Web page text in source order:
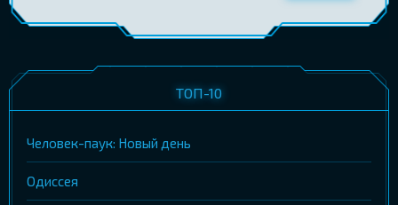
ТОП-10
Человек-паук: Новый день
Одиссея